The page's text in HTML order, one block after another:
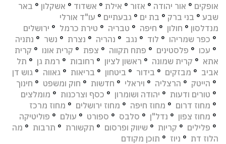
אופקים ° אור יהודה ° אזור ° אילת ° אשדוד ° אשקלון ° באר
שבע ° בני ברק ° בת ים ° גבעתיים ° עו"ד אורלי
מנדלסון ° חולון ° חיפה ° טבריה ° טירת כרמל ° ירושלים
° כפר שמריהו ° לוד ° נגב ° נהריה ° נצרת ° נשר ° נתניה
° עכו ° פלסטינים ° פתח תקווה ° צפת ° קרית אונו ° קרית
אתא ° קרית שמונה ° ראשון לציון ° רחובות ° רמת גן ° תל
אביב ° מבזקים ° בידור ° ביטחון ° בריאות ° גאווה ° גוש דן
° הייטק ° הרצליה ° ויראלי ° חדשות ° חוק ומשפט ° חינוך
° טורים ודעות ° יהודה ושומרון ° כסף וצרכנות ° מומלצים
° מחוז דרום ° מחוז חיפה ° מחוז ירושלים ° מחוז מרכז
° מחוז צפון ° נדל"ן ° סלבס ° ספורט ° עולם ° פוליטיקה
° פלילים ° קריות ° שיווק ופרסום ° תקשורת ° תרבות ° מה
הלוז דת ° ניוז ° תוכן מקודם